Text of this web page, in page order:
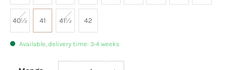
40½ 41 41½ 42
Available, delivery time: 3-4 weeks